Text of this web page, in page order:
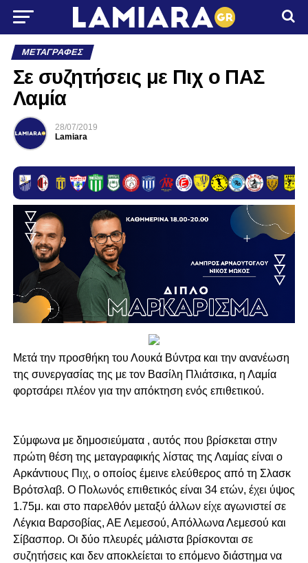
ΜΕΤΑΓΡΑΦΈΣ
Σε συζητήσεις με Πιχ ο ΠΑΣ
Λαμία
28/07/2019
Lamiara
Μετά την προσθήκη του Λουκά Βύντρα και την ανανέωση
της συνεργασίας της με τον Βασίλη Πλιάτσικα, η Λαμία
φορτσάρει πλέον για την απόκτηση ενός επιθετικού.
Σύμφωνα με δημοσιεύματα , αυτός που βρίσκεται στην
πρώτη θέση της μεταγραφικής λίστας της Λαμίας είναι ο
Αρκάντιους Πιχ, ο οποίος έμεινε ελεύθερος από τη Σλασκ
Βρότσλαβ. Ο Πολωνός επιθετικός είναι 34 ετών, έχει ύψος
1.75μ. και στο παρελθόν μεταξύ άλλων είχε αγωνιστεί σε
Λέγκια Βαρσοβίας, ΑΕ Λεμεσού, Απόλλωνα Λεμεσού και
Σίβασπορ. Οι δύο πλευρές μάλιστα βρίσκονται σε
συζητήσεις και δεν αποκλείεται το επόμενο διάστημα να